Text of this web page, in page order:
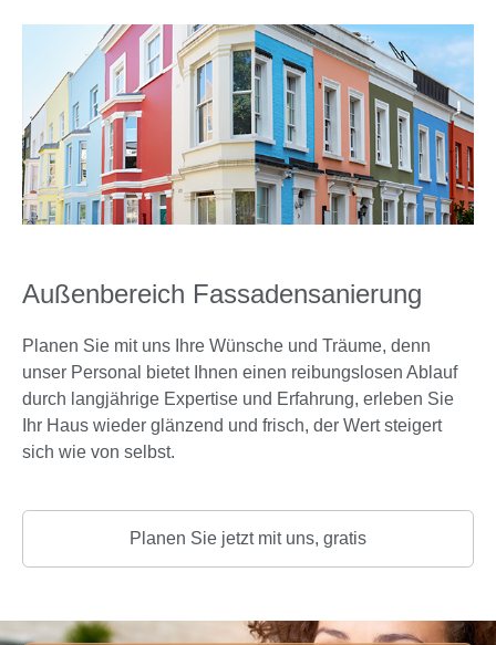
Außenbereich Fassadensanierung
Planen Sie mit uns Ihre Wünsche und Träume, denn
unser Personal bietet Ihnen einen reibungslosen Ablauf
durch langjährige Expertise und Erfahrung, erleben Sie
Ihr Haus wieder glänzend und frisch, der Wert steigert
sich wie von selbst.
Planen Sie jetzt mit uns, gratis